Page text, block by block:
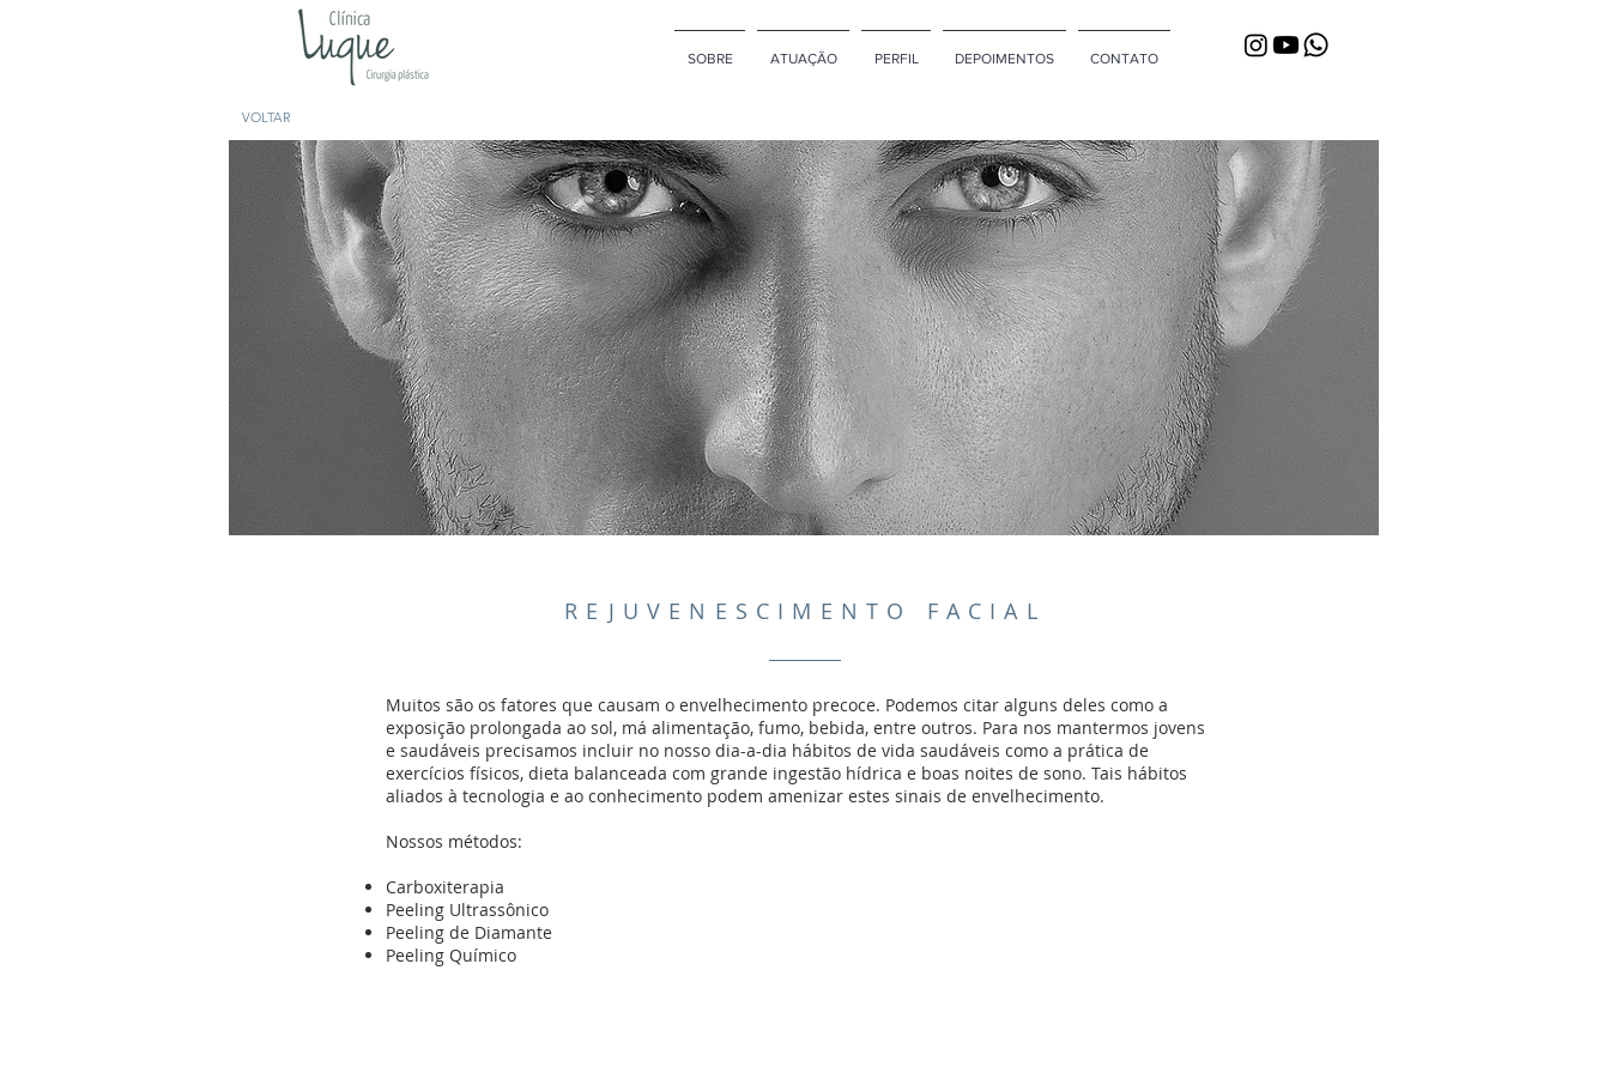
SOBRE ATUAÇÃO PERFIL DEPOIMENTOS CONTATO
VOLTAR
REJUVENESCIMENTO FACIAL
Muitos são os fatores que causam o envelhecimento precoce. Podemos citar alguns deles como a
exposição prolongada ao sol, má alimentação, fumo, bebida, entre outros. Para nos mantermos jovens
e saudáveis precisamos incluir no nosso dia-a-dia hábitos de vida saudáveis como a prática de
exercícios físicos, dieta balanceada com grande ingestão hídrica e boas noites de sono. Tais hábitos
aliados à tecnologia e ao conhecimento podem amenizar estes sinais de envelhecimento.
Nossos métodos:
Carboxiterapia
Peeling Ultrassônico
Peeling de Diamante
Peeling Químico